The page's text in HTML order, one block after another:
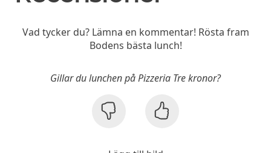
Vad tycker du? Lämna en kommentar! Rösta fram
Bodens bästa lunch!
Gillar du lunchen på Pizzeria Tre kronor?